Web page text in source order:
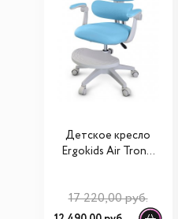
Детское кресло
Ergokids Air Tronix
(Y-513 ARM)
17 220,00 руб.